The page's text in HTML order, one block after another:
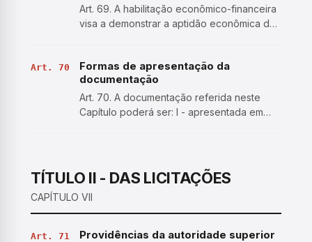
Art. 69. A habilitação econômico-financeira
visa a demonstrar a aptidão econômica do
ser comprovada de forma objetiva, por
coeficientes e índic…
Art. 70
Formas de apresentação da
documentação
Art. 70. A documentação referida neste
Capítulo poderá ser: I - apresentada em
cadastral emitido por…
TÍTULO II - DAS LICITAÇÕES
CAPÍTULO VII
Art. 71 Providências da autoridade superior